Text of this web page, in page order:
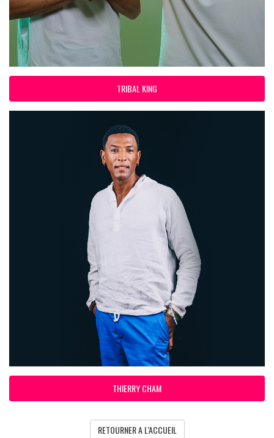
TRIBAL KING
THIERRY CHAM
RETOURNER A L'ACCUEIL